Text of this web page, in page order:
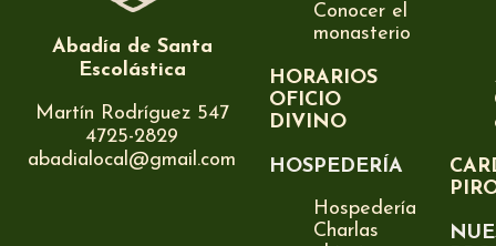
Abadía de Santa
Escolástica
Martín Rodríguez 547
4725-2829
abadialocal@gmail.com
Conocer el
monasterio
HORARIOS
OFICIO
DIVINO
HOSPEDERÍA
Hospedería
Charlas